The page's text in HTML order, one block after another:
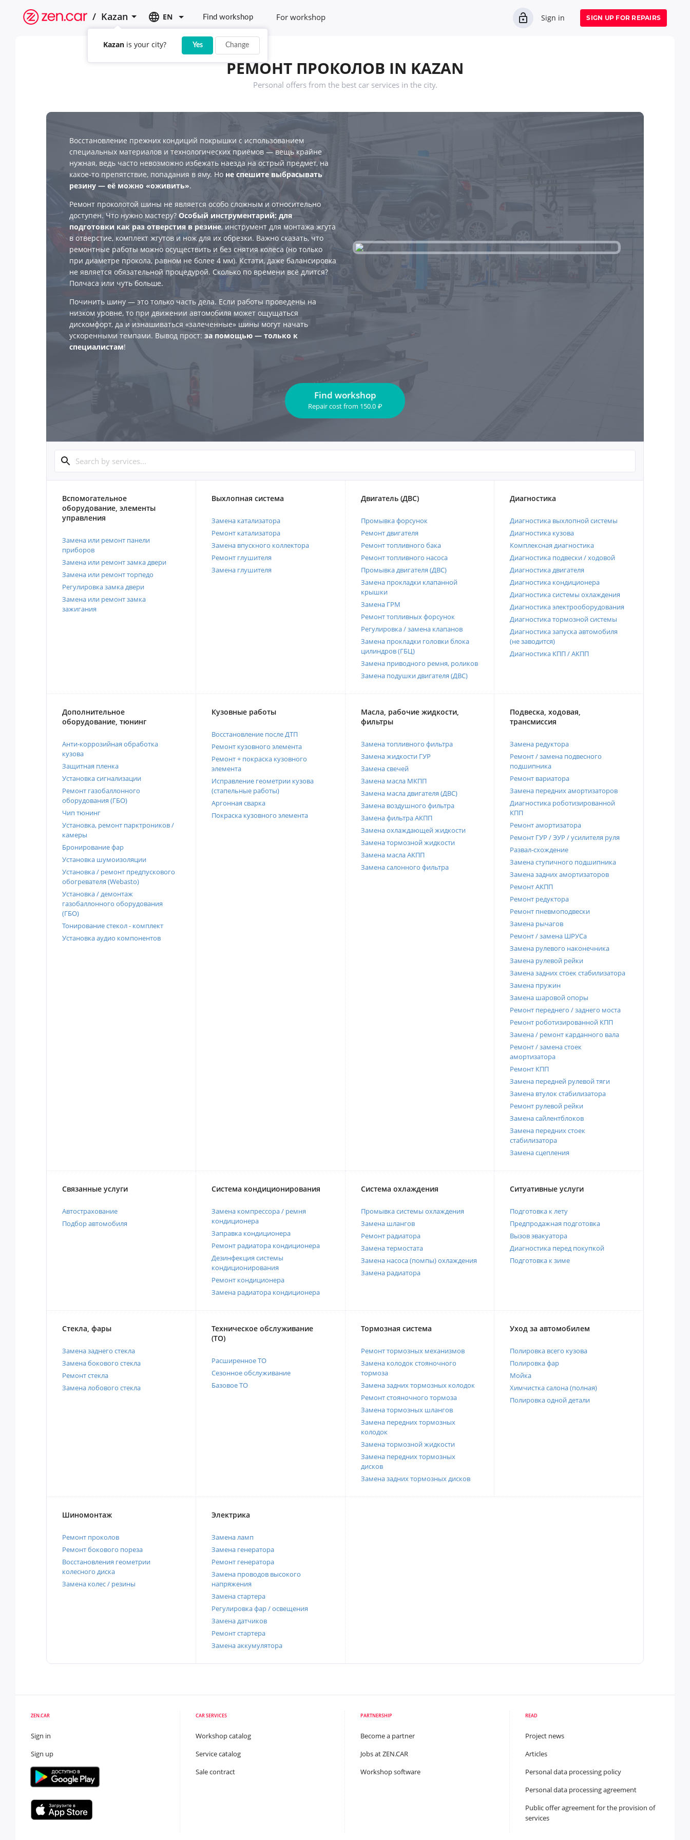
/ Kazan
Kazan is your city? Yes Change
EN Find workshop For workshop Sign in SIGN UP FOR REPAIRS
РЕМОНТ ПРОКОЛОВ IN KAZAN
Personal offers from the best car services in the city.
Восстановление прежних кондиций покрышки с использованием
специальных материалов и технологических приёмов — вещь крайне
нужная, ведь часто невозможно избежать наезда на острый предмет, на
какое-то препятствие, попадания в яму. Но не спешите выбрасывать
резину — её можно «оживить».
Ремонт проколотой шины не является особо сложным и относительно
доступен. Что нужно мастеру? Особый инструментарий: для
подготовки как раз отверстия в резине, инструмент для монтажа жгута
в отверстие, комплект жгутов и нож для их обрезки. Важно сказать, что
ремонтные работы можно осуществить и без снятия колеса (но только
при диаметре прокола, равном не более 4 мм). Кстати, даже балансировка
не является обязательной процедурой. Сколько по времени всё длится?
Полчаса или чуть больше.
Починить шину — это только часть дела. Если работы проведены на
низком уровне, то при движении автомобиля может ощущаться
дискомфорт, да и изнашиваться «залеченные» шины могут начать
ускоренными темпами. Вывод прост: за помощью — только к
специалистам!
Find workshop
Repair costfrom 150.0 ₽
Вспомогательное
оборудование, элементы
управления
Замена или ремонт панели
приборов
Замена или ремонт замка двери
Замена или ремонт торпедо
Регулировка замка двери
Замена или ремонт замка
зажигания
Выхлопная система
Замена катализатора
Ремонт катализатора
Замена впускного коллектора
Ремонт глушителя
Замена глушителя
Двигатель (ДВС)
Промывка форсунок
Ремонт двигателя
Ремонт топливного бака
Ремонт топливного насоса
Промывка двигателя (ДВС)
Замена прокладки клапанной
крышки
Замена ГРМ
Ремонт топливных форсунок
Регулировка / замена клапанов
Замена прокладки головки блока
цилиндров (ГБЦ)
Замена приводного ремня, роликов
Замена подушки двигателя (ДВС)
Диагностика
Диагностика выхлопной системы
Диагностика кузова
Комплексная диагностика
Диагностика подвески / ходовой
Диагностика двигателя
Диагностика кондиционера
Диагностика системы охлаждения
Диагностика электрооборудования
Диагностика тормозной системы
Диагностика запуска автомобиля
(не заводится)
Диагностика КПП / АКПП
Дополнительное
оборудование, тюнинг
Анти-коррозийная обработка
кузова
Защитная пленка
Установка сигнализации
Ремонт газобаллонного
оборудования (ГБО)
Чип тюнинг
Установка, ремонт парктроников /
камеры
Бронирование фар
Установка шумоизоляции
Установка / ремонт предпускового
обогревателя (Webasto)
Установка / демонтаж
газобаллонного оборудования
(ГБО)
Тонирование стекол - комплект
Установка аудио компонентов
Кузовные работы
Восстановление после ДТП
Ремонт кузовного элемента
Ремонт + покраска кузовного
элемента
Исправление геометрии кузова
(стапельные работы)
Аргонная сварка
Покраска кузовного элемента
Масла, рабочие жидкости,
фильтры
Замена топливного фильтра
Замена жидкости ГУР
Замена свечей
Замена масла МКПП
Замена масла двигателя (ДВС)
Замена воздушного фильтра
Замена фильтра АКПП
Замена охлаждающей жидкости
Замена тормозной жидкости
Замена масла АКПП
Замена салонного фильтра
Подвеска, ходовая,
трансмиссия
Замена редуктора
Ремонт / замена подвесного
подшипника
Ремонт вариатора
Замена передних амортизаторов
Диагностика роботизированной
КПП
Ремонт амортизатора
Ремонт ГУР / ЭУР / усилителя руля
Развал-схождение
Замена ступичного подшипника
Замена задних амортизаторов
Ремонт АКПП
Ремонт редуктора
Ремонт пневмоподвески
Замена рычагов
Ремонт / замена ШРУСа
Замена рулевого наконечника
Замена рулевой рейки
Замена задних стоек стабилизатора
Замена пружин
Замена шаровой опоры
Ремонт переднего / заднего моста
Ремонт роботизированной КПП
Замена / ремонт карданного вала
Ремонт / замена стоек
амортизатора
Ремонт КПП
Замена передней рулевой тяги
Замена втулок стабилизатора
Ремонт рулевой рейки
Замена сайлентблоков
Замена передних стоек
стабилизатора
Замена сцепления
Связанные услуги
Автострахование
Подбор автомобиля
Система кондиционирования
Замена компрессора / ремня
кондиционера
Заправка кондиционера
Ремонт радиатора кондиционера
Дезинфекция системы
кондиционирования
Ремонт кондиционера
Замена радиатора кондиционера
Система охлаждения
Промывка системы охлаждения
Замена шлангов
Ремонт радиатора
Замена термостата
Замена насоса (помпы) охлаждения
Замена радиатора
Ситуативные услуги
Подготовка к лету
Предпродажная подготовка
Вызов эвакуатора
Диагностика перед покупкой
Подготовка к зиме
Стекла, фары
Замена заднего стекла
Замена бокового стекла
Ремонт стекла
Замена лобового стекла
Техническое обслуживание
(ТО)
Расширенное ТО
Сезонное обслуживание
Базовое ТО
Тормозная система
Ремонт тормозных механизмов
Замена колодок стояночного
тормоза
Замена задних тормозных колодок
Ремонт стояночного тормоза
Замена тормозных шлангов
Замена передних тормозных
колодок
Замена тормозной жидкости
Замена передних тормозных
дисков
Замена задних тормозных дисков
Уход за автомобилем
Полировка всего кузова
Полировка фар
Мойка
Химчистка салона (полная)
Полировка одной детали
Шиномонтаж
Ремонт проколов
Ремонт бокового пореза
Восстановления геометрии
колесного диска
Замена колес / резины
Электрика
Замена ламп
Замена генератора
Ремонт генератора
Замена проводов высокого
напряжения
Замена стартера
Регулировка фар / освещения
Замена датчиков
Ремонт стартера
Замена аккумулятора
ZEN.CAR
Sign in
Sign up
CAR SERVICES
Workshop catalog
Service catalog
Sale contract
PARTNERSHIP
Become a partner
Jobs at ZEN.CAR
Workshop software
READ
Project news
Articles
Personal data processing policy
Personal data processing agreement
Public offer agreement for the provision of
services